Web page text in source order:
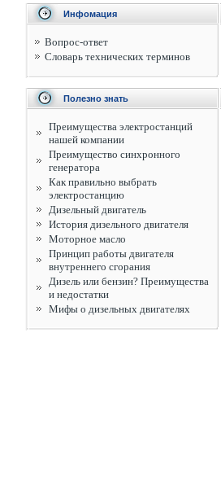
Инфомация
Вопрос-ответ
Словарь технических терминов
Полезно знать
Преимущества электростанций
нашей компании
Преимущество синхронного
генератора
Как правильно выбрать
электростанцию
Дизельный двигатель
История дизельного двигателя
Моторное масло
Принцип работы двигателя
внутреннего сгорания
Дизель или бензин? Преимущества
и недостатки
Мифы о дизельных двигателях